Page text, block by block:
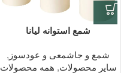
شمع استوانه لیانا
شمع و جاشمعی و عودسوز ,
سایر محصولات, همه محصولات